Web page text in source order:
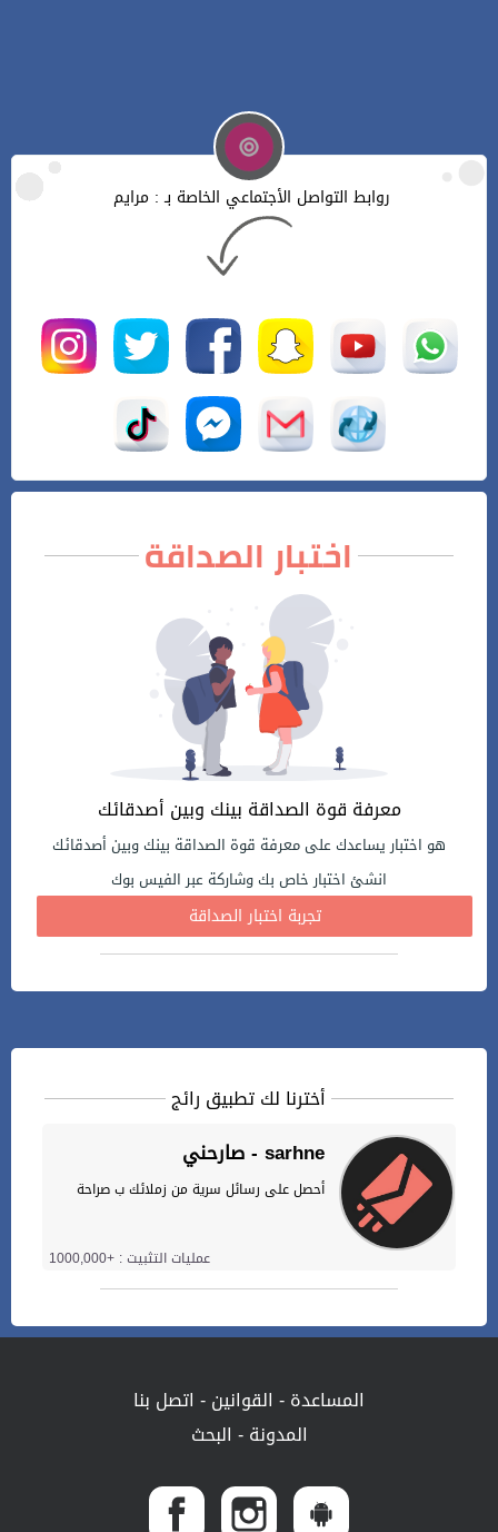
روابط التواصل الأجتماعي الخاصة بـ : مرايم
اختبار الصداقة
معرفة قوة الصداقة بينك وبين أصدقائك
هو اختبار يساعدك على معرفة قوة الصداقة بينك وبين أصدقائك
انشئ اختبار خاص بك وشاركة عبر الفيس بوك
تجربة اختبار الصداقة
أخترنا لك تطبيق رائج
صارحني - sarhne
أحصل على رسائل سرية من زملائك ب صراحة
عمليات التثبيت : +1000,000
المساعدة- القوانين- اتصل بنا
المدونة- البحث